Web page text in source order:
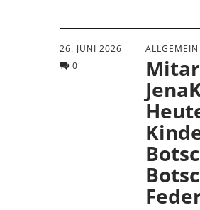
26. JUNI 2026
0
ALLGEMEIN